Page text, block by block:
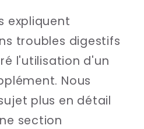
expliquent
troubles digestifs
l'utilisation d'un
Nous
plus en détail
section